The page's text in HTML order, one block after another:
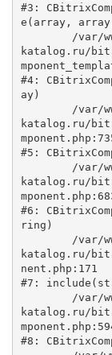
#3:
e(array,
katalog.ru/
#4:
ay)
katalog.ru/
#5:
katalog.ru/
#6:
ring)
katalog.ru/
nent.php:171
#7:
katalog.ru/
#8: